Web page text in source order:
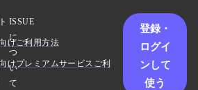
ISSUE
に
つ
い
て
けご利用方法
けプレミアムサービスご利
登録・
ログイ
ンして
使う